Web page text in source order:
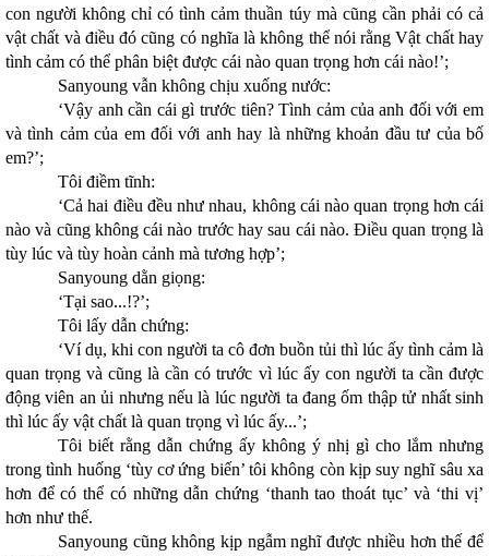
con người không chỉ có tình cảm thuần túy mà cũng cần phải có cả
vật chất và điều đó cũng có nghĩa là không thể nói rằng Vật chất hay
tình cảm có thể phân biệt được cái nào quan trọng hơn cái nào!’;
Sanyoung vẫn không chịu xuống nước:
‘Vậy anh cần cái gì trước tiên? Tình cảm của anh đối với em
và tình cảm của em đối với anh hay là những khoản đầu tư của bố
em?’;
Tôi điềm tĩnh:
‘Cả hai điều đều như nhau, không cái nào quan trọng hơn cái
nào và cũng không cái nào trước hay sau cái nào. Điều quan trọng là
tùy lúc và tùy hoàn cảnh mà tương hợp’;
Sanyoung dằn giọng:
‘Tại sao...!?’;
Tôi lấy dẫn chứng:
‘Ví dụ, khi con người ta cô đơn buồn tủi thì lúc ấy tình cảm là
quan trọng và cũng là cần có trước vì lúc ấy con người ta cần được
động viên an ủi nhưng nếu là lúc người ta đang ốm thập tử nhất sinh
thì lúc ấy vật chất là quan trọng vì lúc ấy...’;
Tôi biết rằng dẫn chứng ấy không ý nhị gì cho lắm nhưng
trong tình huống ‘tùy cơ ứng biến’ tôi không còn kịp suy nghĩ sâu xa
hơn để có thể có những dẫn chứng ‘thanh tao thoát tục’ và ‘thi vị’
hơn như thế.
Sanyoung cũng không kịp ngẫm nghĩ được nhiều hơn thế để